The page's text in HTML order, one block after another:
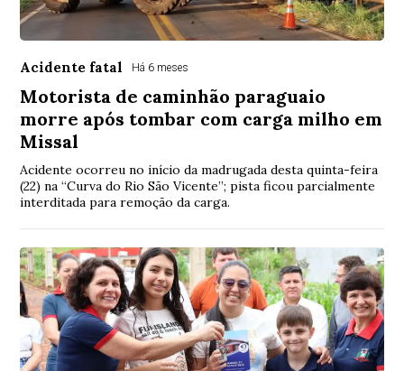
Acidente fatal Há 6 meses
Motorista de caminhão paraguaio
morre após tombar com carga milho em
Missal
Acidente ocorreu no início da madrugada desta quinta-feira
(22) na “Curva do Rio São Vicente”; pista ficou parcialmente
interditada para remoção da carga.